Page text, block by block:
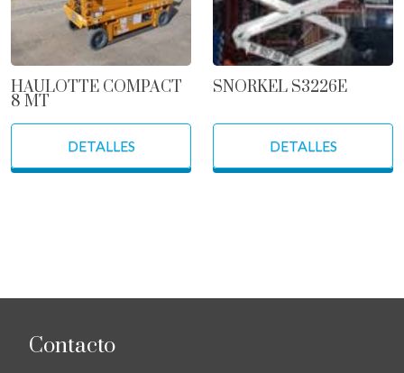
HAULOTTE COMPACT
8 MT
DETALLES
SNORKEL S3226E
DETALLES
Contacto